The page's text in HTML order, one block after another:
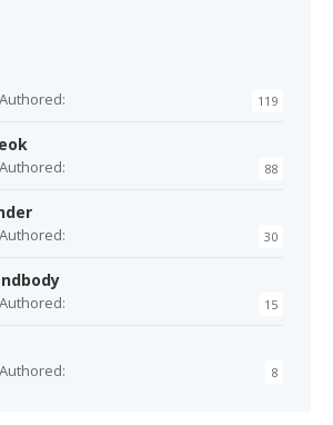
119
88
30
15
8